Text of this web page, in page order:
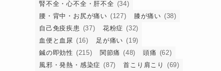
腎不全・心不全・肝不全 (34)
腰・背中・お尻が痛い (127) 膝が痛い (38)
自己免疫疾患 (37) 花粉症 (32)
血便と血尿 (16) 足が痛い (19)
鍼の即効性 (215) 関節痛 (48) 頭痛 (62)
風邪・発熱・感染症 (87) 首こり肩こり
(69)